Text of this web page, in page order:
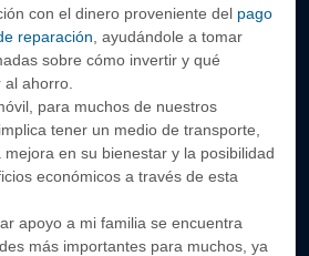
con el dinero proveniente del pago
reparación , ayudándole a tomar
sobre cómo invertir y qué
ahorro.
para muchos de nuestros
tener un medio de transporte,
en su bienestar y la posibilidad
económicos a través de esta
apoyo a mi familia se encuentra
más importantes para muchos, ya